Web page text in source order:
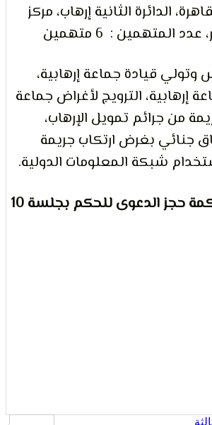
والثانية إرهاب، مركز
: 6 متهمين
جماعة إرهابية،
الترويج لأغراض جماعة
جرائم تمويل الإرهاب،
بغرض ارتكاب جريمة
المعلومات الدولية.
القرار: قررت المحكمة حجز الدعوى للحكم بجلسة 10